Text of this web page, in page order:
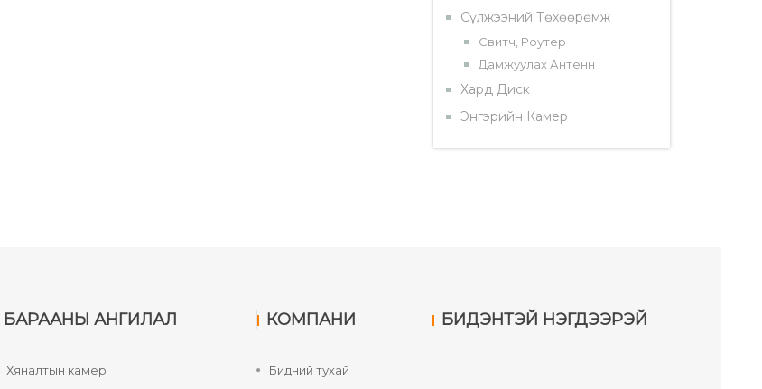
Сүлжээний Төхөөрөмж
Свитч, Роутер
Дамжуулах Антенн
Хард Диск
Энгэрийн Камер
БАРААНЫ АНГИЛАЛ
Хяналтын камер
КОМПАНИ
Бидний тухай
БИДЭНТЭЙ НЭГДЭЭРЭЙ